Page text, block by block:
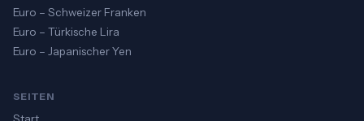
Euro – Schweizer Franken
Euro – Türkische Lira
Euro – Japanischer Yen
SEITEN